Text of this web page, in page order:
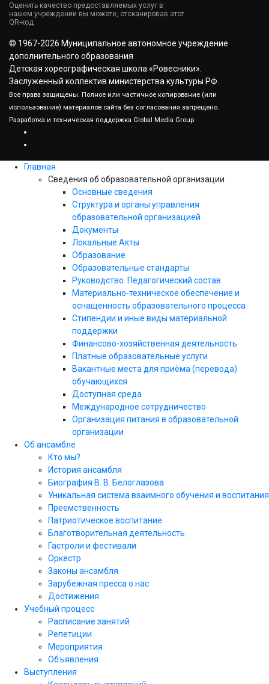
Оценить качество предоставляемых услуг в
нашем учреждении вы можете, отсканировав этот
QR-код
© 1967-2026 Муниципальное автономное учреждение
дополнительного образования
Детская хореографическая школа «Ровесники».
Заслуженный коллектив министерства культуры РФ.
Все права защищены. Полное или частичное копирование (или
использование) материалов сайта без согласования запрещено.
Разработка и техническая поддержка Global Media Group
Главная
Сведения об образовательной организации
Основные сведения
Структура и органы управления
образовательной организацией
Документы
Локальные Акты
Образование
Образовательные стандарты
Руководство. Педагогический состав.
Материально-техническое обеспечение и
оснащенность образовательного процесса
Стипендии и иные виды материальной
поддержки
Финансово-хозяйственная деятельность
Платные образовательные услуги
Вакантные места для приёма (перевода)
обучающихся
Доступная среда
Международное сотрудничество
Организация питания в образовательной
организации
Об ансамбле
Кто мы?
История ансамбля
Биография В. В. Белоглазова
Уникальная система взаимного обучения и воспитания
Преемственность
Патриотическое воспитание
Благотворительная деятельность
Гастроли и фестивали
Оркестр
Законы ансамбля
Зарубежная пресса о нас
Достижения
Учебный процесс
Расписание занятий
Репетиции
Мероприятия
Объявления
Выступления